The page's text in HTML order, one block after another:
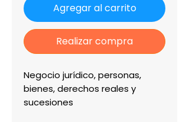
Agregar al carrito
Realizar compra
Negocio jurídico, personas,
bienes, derechos reales y
sucesiones